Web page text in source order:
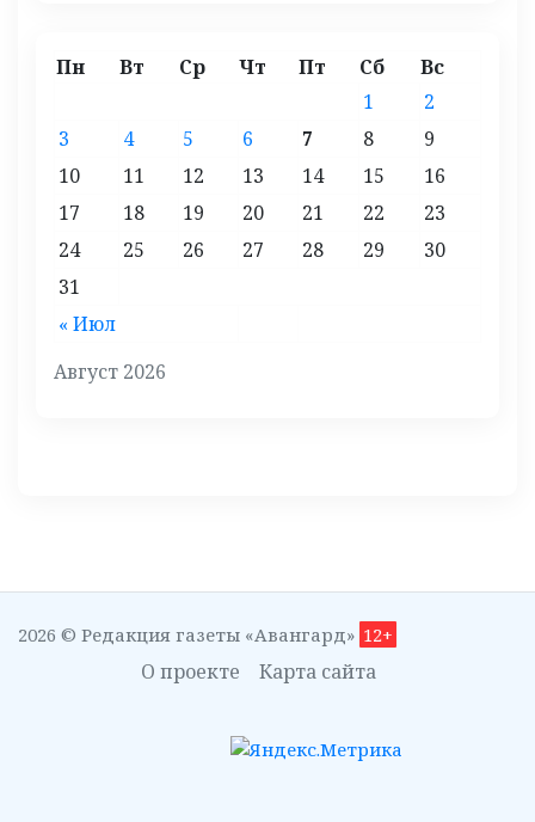
Август 2026
Пн Вт Ср Чт Пт Сб Вс
« Июл
1
2
3
4 5 6 7 8
9
10
11 12 13 14 15
16
17
18 19 20 21 22
23
24
25 26 27 28 29
30
31
2026 © Редакция газеты «Авангард» 12+
О проекте Карта сайта